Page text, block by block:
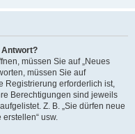
Antwort?
müssen Sie auf „Neues
müssen Sie auf
Registrierung erforderlich ist,
Berechtigungen sind jeweils
Z. B. „Sie dürfen neue
usw.